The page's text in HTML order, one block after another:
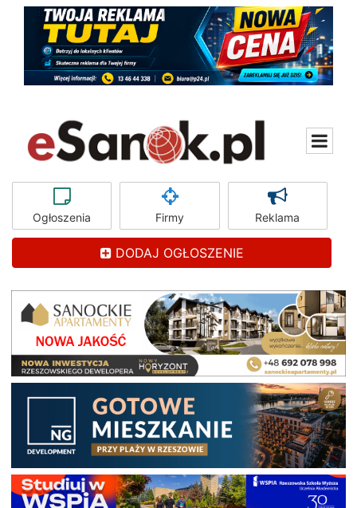
Ogłoszenia Firmy Reklama
DODAJ OGŁOSZENIE